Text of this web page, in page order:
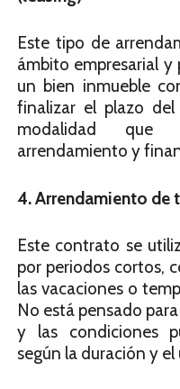
Este tipo de
ámbito empresarial y
un bien inmueble
finalizar el plazo
modalidad que
arrendamiento y
4. Arrendamiento de
Este contrato se
por periodos cortos,
las vacaciones o
No está pensado
y las condiciones
según la duración y